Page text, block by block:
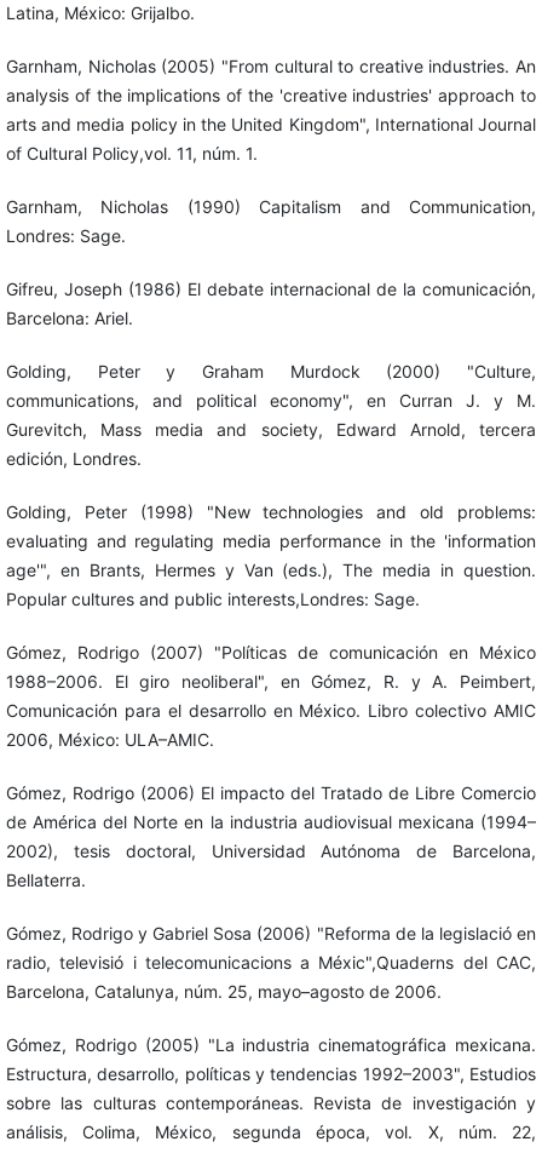
Latina, México: Grijalbo.
Garnham, Nicholas (2005) "From cultural to creative industries. An
analysis of the implications of the 'creative industries' approach to
arts and media policy in the United Kingdom", International Journal
of Cultural Policy,vol. 11, núm. 1.
Garnham, Nicholas (1990) Capitalism and Communication,
Londres: Sage.
Gifreu, Joseph (1986) El debate internacional de la comunicación,
Barcelona: Ariel.
Golding, Peter y Graham Murdock (2000) "Culture,
communications, and political economy", en Curran J. y M.
Gurevitch, Mass media and society, Edward Arnold, tercera
edición, Londres.
Golding, Peter (1998) "New technologies and old problems:
evaluating and regulating media performance in the 'information
age'", en Brants, Hermes y Van (eds.), The media in question.
Popular cultures and public interests,Londres: Sage.
Gómez, Rodrigo (2007) "Políticas de comunicación en México
1988–2006. El giro neoliberal", en Gómez, R. y A. Peimbert,
Comunicación para el desarrollo en México. Libro colectivo AMIC
2006, México: ULA–AMIC.
Gómez, Rodrigo (2006) El impacto del Tratado de Libre Comercio
de América del Norte en la industria audiovisual mexicana (1994–
2002), tesis doctoral, Universidad Autónoma de Barcelona,
Bellaterra.
Gómez, Rodrigo y Gabriel Sosa (2006) "Reforma de la legislació en
radio, televisió i telecomunicacions a Méxic",Quaderns del CAC,
Barcelona, Catalunya, núm. 25, mayo–agosto de 2006.
Gómez, Rodrigo (2005) "La industria cinematográfica mexicana.
Estructura, desarrollo, políticas y tendencias 1992–2003", Estudios
sobre las culturas contemporáneas. Revista de investigación y
análisis, Colima, México, segunda época, vol. X, núm. 22,